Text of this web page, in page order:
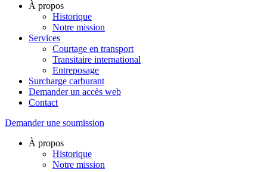
À propos
Historique
Notre mission
Services
Courtage en transport
Transitaire international
Entreposage
Surcharge carburant
Demander un accès web
Contact
Demander une soumission
À propos
Historique
Notre mission